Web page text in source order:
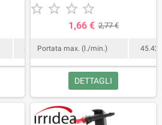
8
   
1,66 € 2,77 €
Portata max. (l./min.) 45.42
DETTAGLI